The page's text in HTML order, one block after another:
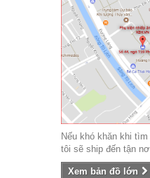
Nếu khó khăn khi
tôi sẽ ship đến tận
Xem bản đồ lớn